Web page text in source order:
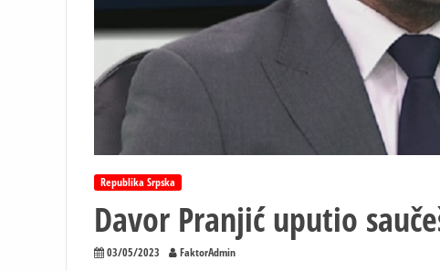
Republika Srpska
Davor Pranjić uputio
03/05/2023 FaktorAdmin